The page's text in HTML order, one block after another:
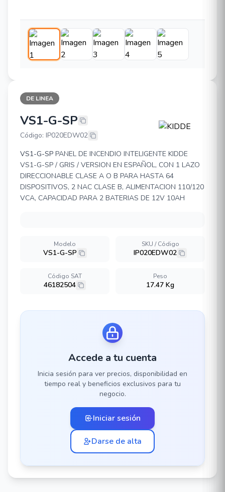
DE LINEA
KIDDE VS1-G-SP
VS1-G-SP
Código: IP020EDW02
VS1-G-SP PANEL DE INCENDIO INTELIGENTE KIDDE
VS1-G-SP / GRIS / VERSION EN ESPAÑOL, CON 1 LAZO
DIRECCIONABLE CLASE A O B PARA HASTA 64
DISPOSITIVOS, 2 NAC CLASE B, ALIMENTACION 110/120
VCA, CAPACIDAD PARA 2 BATERIAS DE 12V 10AH
Modelo
VS1-G-SP
SKU / Código
IP020EDW02
Código SAT
46182504
Peso
17.47 Kg
Accede a tu cuenta
Inicia sesión para ver precios, disponibilidad en
tiempo real y beneficios exclusivos para tu
negocio.
Iniciar sesión
Darse de alta